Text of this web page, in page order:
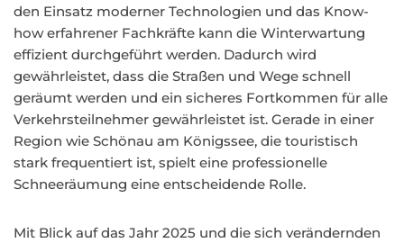
den Einsatz moderner Technologien und das Know-
how erfahrener Fachkräfte kann die Winterwartung
effizient durchgeführt werden. Dadurch wird
gewährleistet, dass die Straßen und Wege schnell
geräumt werden und ein sicheres Fortkommen für alle
Verkehrsteilnehmer gewährleistet ist. Gerade in einer
Region wie Schönau am Königssee, die touristisch
stark frequentiert ist, spielt eine professionelle
Schneeräumung eine entscheidende Rolle.
Mit Blick auf das Jahr 2025 und die sich verändernden